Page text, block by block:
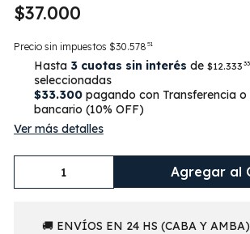
$37.000
Precio sin impuestos $30.578 51
Hasta 3 cuotas sin interés de$12.333 33
seleccionadas
$33.300pagando con Transferencia o
bancario (10% OFF)
Ver más detalles
Agregar al
🚚 ENVÍOS EN 24 HS (CABA Y